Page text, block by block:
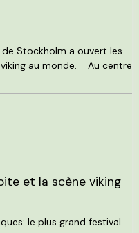
de Stockholm a ouvert les
au monde. Au centre
et la scène viking
le plus grand festival